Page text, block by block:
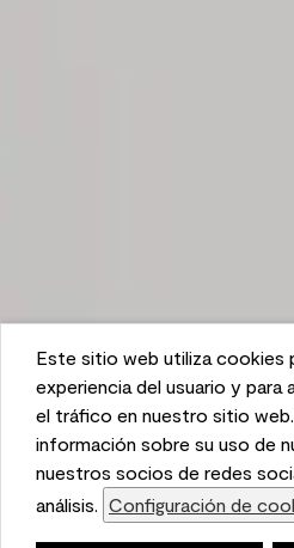
This website uses cookies to
and to analyze performance
We also share information
with our social media,
partners. Cookie Settings
Este sitio web utiliza cookies
experiencia del usuario y para
el tráfico en nuestro sitio
información sobre su uso de
nuestros socios de redes
análisis. Configuración de